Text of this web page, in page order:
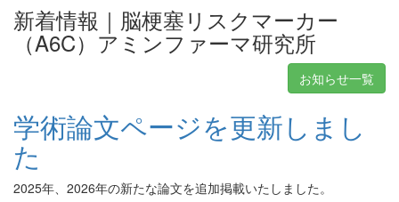
新着情報｜脳梗塞リスクマーカー
（A6C）アミンファーマ研究所
お知らせ一覧
学術論文ページを更新しまし
た
2025年、2026年の新たな論文を追加掲載いたしました。